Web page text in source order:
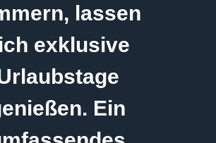
lassen
exklusive
Ein